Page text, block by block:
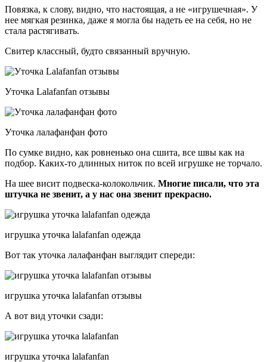
Повязка, к слову, видно, что настоящая, а не «игрушечная». У
нее мягкая резинка, даже я могла бы надеть ее на себя, но не
стала растягивать.
Свитер классный, будто связанный вручную.
Уточка Lalafanfan отзывы
Уточка лалафанфан фото
По сумке видно, как ровненько она сшита, все швы как на
подбор. Каких-то длинных ниток по всей игрушке не торчало.
На шее висит подвеска-колокольчик. Многие писали, что эта
штучка не звенит, а у нас она звенит прекрасно.
игрушка уточка lalafanfan одежда
Вот так уточка лалафанфан выглядит спереди:
игрушка уточка lalafanfan отзывы
А вот вид уточки сзади:
игрушка уточка lalafanfan